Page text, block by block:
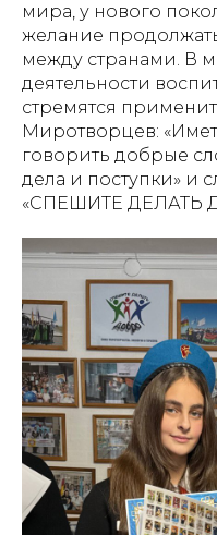
мира, у нового
желание
между странами. В
деятельности
стремятся
Миротворцев:
говорить добрые
дела и поступки» и
«СПЕШИТЕ ДЕЛАТЬ